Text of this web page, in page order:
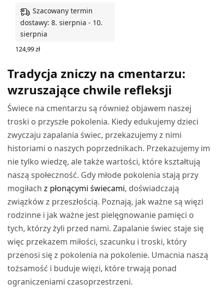
Szacowany termin
dostawy: 8. sierpnia - 10.
sierpnia
124,99zł
Tradycja zniczy na cmentarzu:
wzruszające chwile refleksji
Świece na cmentarzu są również objawem naszej
troski o przyszłe pokolenia. Kiedy edukujemy dzieci
zwyczaju zapalania świec, przekazujemy z nimi
historiami o naszych poprzednikach. Przekazujemy im
nie tylko wiedzę, ale także wartości, które kształtują
naszą społeczność. Gdy młode pokolenia stają przy
mogiłachz płonącymi świecami, doświadczają
związków z przeszłością. Poznają, jak ważne są więzi
rodzinne i jak ważne jest pielęgnowanie pamięci o
tych, którzy żyli przed nami. Zapalanie świec staje się
więc przekazem miłości, szacunku i troski, który
przenosi się z pokolenia na pokolenie. Umacnia naszą
tożsamość i buduje więzi, które trwają ponad
ograniczeniami czasoprzestrzeni.